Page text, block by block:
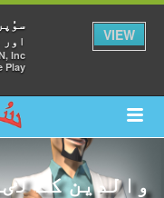
اور
Inc.
Play
VIEW
والدین کے